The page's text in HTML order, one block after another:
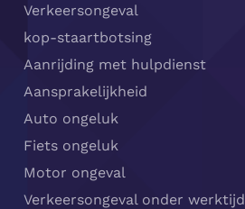
Verkeersongeval
kop-staartbotsing
Aanrijding met hulpdienst
Aansprakelijkheid
Auto ongeluk
Fiets ongeluk
Motor ongeval
Verkeersongeval onder werktijd